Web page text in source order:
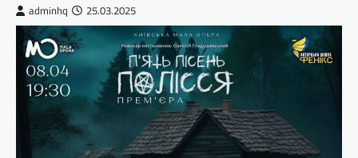
adminhq 25.03.2025